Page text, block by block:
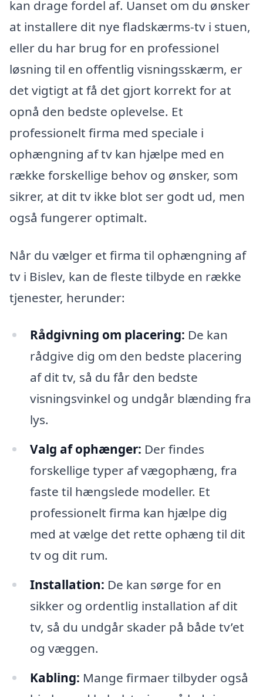
kan drage fordel af. Uanset om du ønsker
at installere dit nye fladskærms-tv i stuen,
eller du har brug for en professionel
løsning til en offentlig visningsskærm, er
det vigtigt at få det gjort korrekt for at
opnå den bedste oplevelse. Et
professionelt firma med speciale i
ophængning af tv kan hjælpe med en
række forskellige behov og ønsker, som
sikrer, at dit tv ikke blot ser godt ud, men
også fungerer optimalt.
Når du vælger et firma til ophængning af
tv i Bislev, kan de fleste tilbyde en række
tjenester, herunder:
Rådgivning om placering: De kan
rådgive dig om den bedste placering
af dit tv, så du får den bedste
visningsvinkel og undgår blænding fra
lys.
Valg af ophænger: Der findes
forskellige typer af vægophæng, fra
faste til hængslede modeller. Et
professionelt firma kan hjælpe dig
med at vælge det rette ophæng til dit
tv og dit rum.
Installation: De kan sørge for en
sikker og ordentlig installation af dit
tv, så du undgår skader på både tv’et
og væggen.
Kabling: Mange firmaer tilbyder også